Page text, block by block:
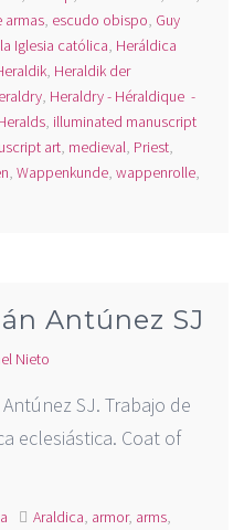
armas, escudo obispo, Guy
Iglesia católica, Heráldica
, Heraldik der
, Heraldry - Héraldique -
, illuminated manuscript
art, medieval, Priest,
,Wappenkunde,wappenrolle,
Antúnez SJ
Nieto
SJ. Trabajo de
eclesiástica. Coat of
Araldica, armor, arms,